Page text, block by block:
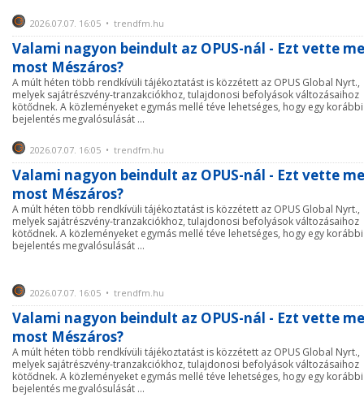
2026.07.07. 16:05 • trendfm.hu
Valami nagyon beindult az OPUS-nál - Ezt vette
most Mészáros?
A múlt héten több rendkívüli tájékoztatást is közzétett az OPUS Global Nyrt.,
melyek sajátrészvény-tranzakciókhoz, tulajdonosi befolyások változásaihoz
kötődnek. A közleményeket egymás mellé téve lehetséges, hogy egy korábbi
bejelentés megvalósulását ...
2026.07.07. 16:05 • trendfm.hu
Valami nagyon beindult az OPUS-nál - Ezt vette
most Mészáros?
A múlt héten több rendkívüli tájékoztatást is közzétett az OPUS Global Nyrt.,
melyek sajátrészvény-tranzakciókhoz, tulajdonosi befolyások változásaihoz
kötődnek. A közleményeket egymás mellé téve lehetséges, hogy egy korábbi
bejelentés megvalósulását ...
2026.07.07. 16:05 • trendfm.hu
Valami nagyon beindult az OPUS-nál - Ezt vette
most Mészáros?
A múlt héten több rendkívüli tájékoztatást is közzétett az OPUS Global Nyrt.,
melyek sajátrészvény-tranzakciókhoz, tulajdonosi befolyások változásaihoz
kötődnek. A közleményeket egymás mellé téve lehetséges, hogy egy korábbi
bejelentés megvalósulását ...